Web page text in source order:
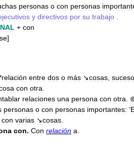
personas o con personas
y directivos por su trabajo
+ con
]
relación entre dos o más ↘cosas
con otra
relaciones una persona con otra
personas o con personas importantes: ‘
con varias ↘cosas
con. Con relación a